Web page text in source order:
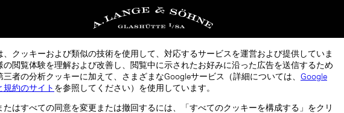
、クッキーおよび類似の技術を使用して、対応するサービスを運営および提供していま
の閲覧体験を理解および改善し、閲覧中に示されたお好みに沿った広告を送信するため
者の分析クッキーに加えて、さまざまなGoogleサービス（詳細については、 Google
規約のサイト を参照してください）を使用しています。
たはすべての同意を変更または撤回するには、「すべてのクッキーを構成する」をクリ